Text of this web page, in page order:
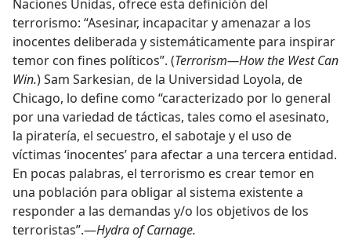
Naciones Unidas, ofrece esta definición del
terrorismo: “Asesinar, incapacitar y amenazar a los
inocentes deliberada y sistemáticamente para inspirar
temor con fines políticos”. (Terrorism—How the West Can
Win.) Sam Sarkesian, de la Universidad Loyola, de
Chicago, lo define como “caracterizado por lo general
por una variedad de tácticas, tales como el asesinato,
la piratería, el secuestro, el sabotaje y el uso de
víctimas ‘inocentes’ para afectar a una tercera entidad.
En pocas palabras, el terrorismo es crear temor en
una población para obligar al sistema existente a
responder a las demandas y/o los objetivos de los
terroristas”.—Hydra of Carnage.